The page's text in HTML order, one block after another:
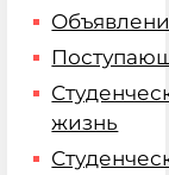
жизнь